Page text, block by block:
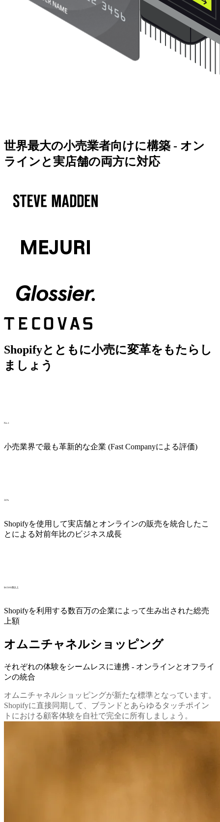
世界最大の小売業者向けに構築 - オン
ラインと実店舗の両方に対応
Shopifyとともに小売に変革をもたらし
ましょう
No.1
小売業界で最も革新的な企業 (Fast Companyによる評価)
30%
Shopifyを使用して実店舗とオンラインの販売を統合したこ
とによる対前年比のビジネス成長
$6500億以上
Shopifyを利用する数百万の企業によって生み出された総売
上額
オムニチャネルショッピング
それぞれの体験をシームレスに連携 - オンラインとオフライ
ンの統合
オムニチャネルショッピングが新たな標準となっています。
Shopifyに直接同期して、ブランドとあらゆるタッチポイン
トにおける顧客体験を自社で完全に所有しましょう。